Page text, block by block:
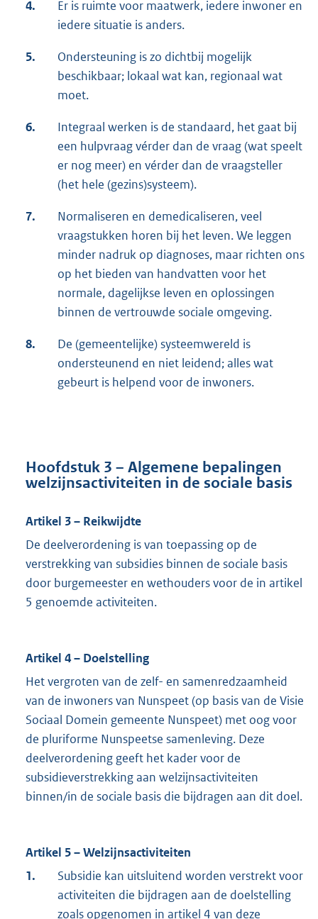
4.
Er is ruimte voor maatwerk, iedere inwoner en
iedere situatie is anders.
5.
Ondersteuning is zo dichtbij mogelijk
beschikbaar; lokaal wat kan, regionaal wat
moet.
6.
Integraal werken is de standaard, het gaat bij
een hulpvraag vérder dan de vraag (wat speelt
er nog meer) en vérder dan de vraagsteller
(het hele (gezins)systeem).
7.
Normaliseren en demedicaliseren, veel
vraagstukken horen bij het leven. We leggen
minder nadruk op diagnoses, maar richten ons
op het bieden van handvatten voor het
normale, dagelijkse leven en oplossingen
binnen de vertrouwde sociale omgeving.
8.
De (gemeentelijke) systeemwereld is
ondersteunend en niet leidend; alles wat
gebeurt is helpend voor de inwoners.
Hoofdstuk 3 – Algemene bepalingen
welzijnsactiviteiten in de sociale basis
Artikel 3 – Reikwijdte
De deelverordening is van toepassing op de
verstrekking van subsidies binnen de sociale basis
door burgemeester en wethouders voor de in artikel
5 genoemde activiteiten.
Artikel 4 – Doelstelling
Het vergroten van de zelf- en samenredzaamheid
van de inwoners van Nunspeet (op basis van de Visie
Sociaal Domein gemeente Nunspeet) met oog voor
de pluriforme Nunspeetse samenleving. Deze
deelverordening geeft het kader voor de
subsidieverstrekking aan welzijnsactiviteiten
binnen/in de sociale basis die bijdragen aan dit doel.
Artikel 5 – Welzijnsactiviteiten
1.
Subsidie kan uitsluitend worden verstrekt voor
activiteiten die bijdragen aan de doelstelling
zoals opgenomen in artikel 4 van deze